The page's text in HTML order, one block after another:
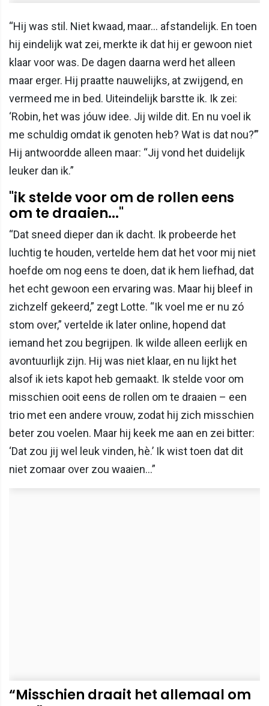
“Hij was stil. Niet kwaad, maar… afstandelijk. En toen
hij eindelijk wat zei, merkte ik dat hij er gewoon niet
klaar voor was. De dagen daarna werd het alleen
maar erger. Hij praatte nauwelijks, at zwijgend, en
vermeed me in bed. Uiteindelijk barstte ik. Ik zei:
‘Robin, het was jóuw idee. Jij wilde dit. En nu voel ik
me schuldig omdat ik genoten heb? Wat is dat nou?’”
Hij antwoordde alleen maar: “Jij vond het duidelijk
leuker dan ik.”
"ik stelde voor om de rollen eens
om te draaien..."
“Dat sneed dieper dan ik dacht. Ik probeerde het
luchtig te houden, vertelde hem dat het voor mij niet
hoefde om nog eens te doen, dat ik hem liefhad, dat
het echt gewoon een ervaring was. Maar hij bleef in
zichzelf gekeerd,” zegt Lotte. “Ik voel me er nu zó
stom over,” vertelde ik later online, hopend dat
iemand het zou begrijpen. Ik wilde alleen eerlijk en
avontuurlijk zijn. Hij was niet klaar, en nu lijkt het
alsof ik iets kapot heb gemaakt. Ik stelde voor om
misschien ooit eens de rollen om te draaien – een
trio met een andere vrouw, zodat hij zich misschien
beter zou voelen. Maar hij keek me aan en zei bitter:
‘Dat zou jij wel leuk vinden, hè.’ Ik wist toen dat dit
niet zomaar over zou waaien…”
“Misschien draait het allemaal om